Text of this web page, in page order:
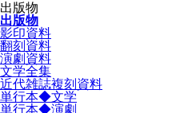
出版物
出版物
影印資料
翻刻資料
演劇資料
文学全集
近代雑誌複刻資料
単行本◆文学
単行本◆演劇